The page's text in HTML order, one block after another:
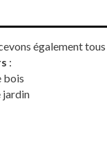
également tous
:
bois
jardin